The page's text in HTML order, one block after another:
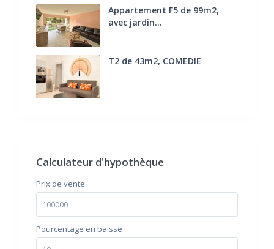
Appartement F5 de 99m2,
avec jardin...
T2 de 43m2, COMEDIE
Calculateur d'hypothèque
Prix ​​de vente
Pourcentage en baisse